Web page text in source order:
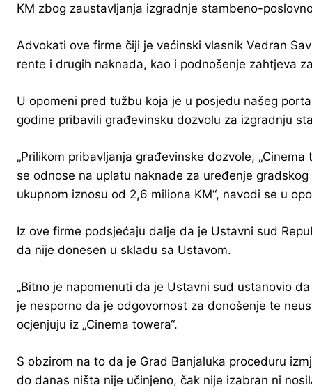
KM zbog zaustavljanja izgradnje stambeno-
Advokati ove firme čiji je većinski vlasnik Vedran
rente i drugih naknada, kao i podnošenje zahtjeva
U opomeni pred tužbu koja je u posjedu našeg
godine pribavili građevinsku dozvolu za izgradnju
„Prilikom pribavljanja građevinske dozvole,
se odnose na uplatu naknade za uređenje
ukupnom iznosu od 2,6 miliona KM“, navodi se u
Iz ove firme podsjećaju dalje da je Ustavni sud
da nije donesen u skladu sa Ustavom.
„Bitno je napomenuti da je Ustavni sud ustanovio
je nesporno da je odgovornost za donošenje te
ocjenjuju iz „Cinema towera“.
S obzirom na to da je Grad Banjaluka proceduru
do danas ništa nije učinjeno, čak nije izabran ni